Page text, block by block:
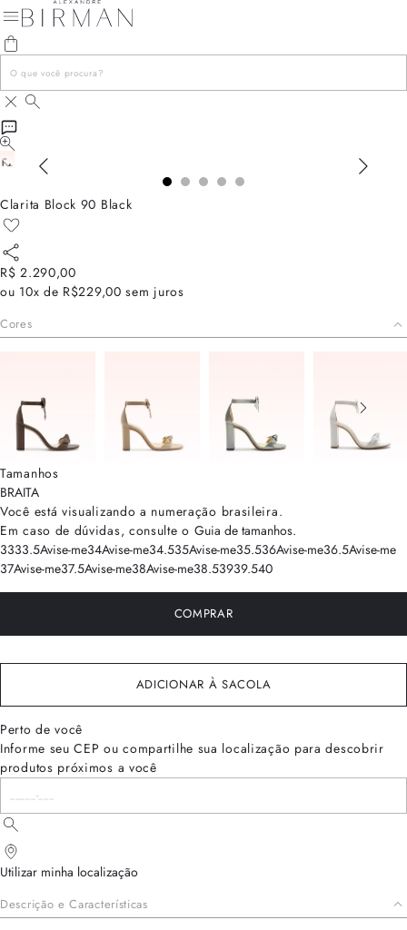
Clarita Block 90 Black
R$ 2.290,00
ou 10x de R$229,00 sem juros
Cores
Tamanhos
BRAITA
Você está visualizando a numeração brasileira.
Em caso de dúvidas, consulte o Guia de tamanhos.
3333.5Avise-me34Avise-me34.535Avise-me35.536Avise-me36.5Avise-me
37Avise-me37.5Avise-me38Avise-me38.53939.540
COMPRAR
ADICIONAR À SACOLA
Perto de você
Informe seu CEP ou compartilhe sua localização para descobrir
produtos próximos a você
Utilizar minha localização
Descrição e Características